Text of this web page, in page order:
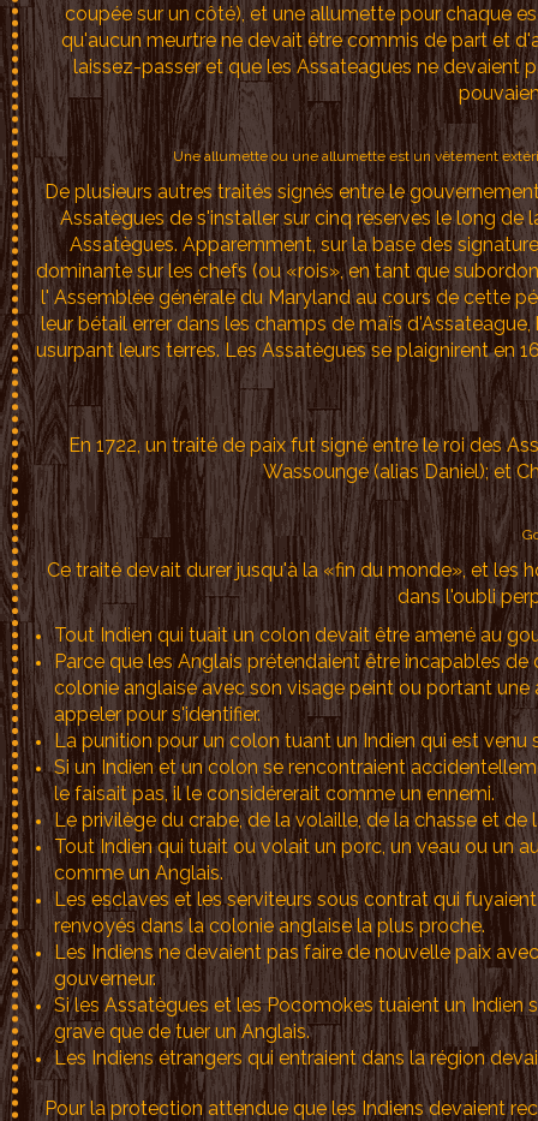
coupée sur un côté), et une allumette pour chaque
qu'aucun meurtre ne devait être commis de part et
laissez-passer et que les Assateagues ne devaient
Une allumette ou une allumette est un vêtement
De plusieurs autres traités signés entre le
Assatègues de s'installer sur cinq réserves le long
Assatègues. Apparemment, sur la base des
dominante sur les chefs (ou «rois», en tant que
l' Assemblée générale du Maryland au cours de cette
leur bétail errer dans les champs de maïs
usurpant leurs terres. Les Assatègues se plaignirent en
En 1722, un traité de paix fut signé entre le roi des
Wassounge (alias Daniel); et
Ce traité devait durer jusqu'à la «fin du monde», et les
dans l'oubli
Tout Indien qui tuait un colon devait être amené au
Parce que les Anglais prétendaient être incapables
colonie anglaise avec son visage peint ou portant
appeler pour s'identifier.
La punition pour un colon tuant un Indien qui est
Si un Indien et un colon se rencontraient
le faisait pas, il le considérerait comme un ennemi.
Le privilège du crabe, de la volaille, de la chasse et
Tout Indien qui tuait ou volait un porc, un veau ou un
comme un Anglais.
Les esclaves et les serviteurs sous contrat qui
renvoyés dans la colonie anglaise la plus proche.
Les Indiens ne devaient pas faire de nouvelle paix
gouverneur.
Si les Assatègues et les Pocomokes tuaient un Indien
grave que de tuer un Anglais.
Les Indiens étrangers qui entraient dans la région
Pour la protection attendue que les Indiens devaient